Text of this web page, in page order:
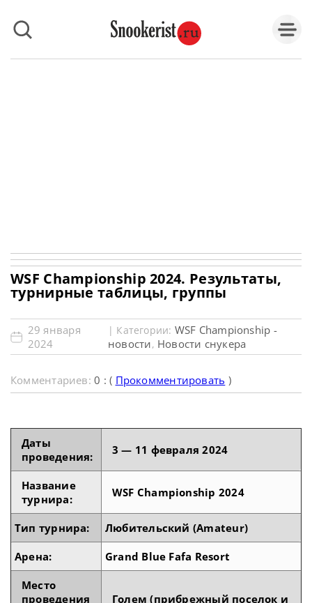
WSF Championship 2024. Результаты,
турнирные таблицы, группы
29 января
2024
| Категории: WSF Championship -
новости, Новости снукера
Комментариев:0 : ( Прокомментировать )
Даты
проведения:
3 — 11 февраля 2024
Название
турнира:
WSF Championship 2024
Тип турнира: Любительский (Amateur)
Арена: Grand Blue Fafa Resort
Место
проведения
Голем (прибрежный поселок и